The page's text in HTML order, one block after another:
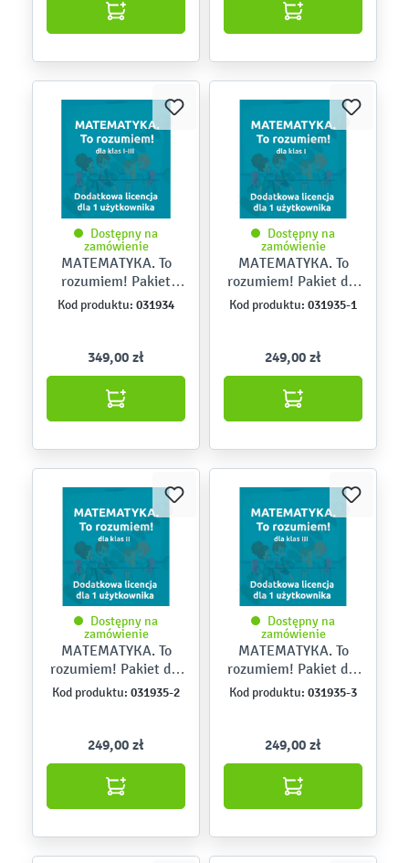
Dostępny na
zamówienie
MATEMATYKA. To
rozumiem! Pakiet
szkolny dla klas I-III –
dodatkowa licencja
Kod produktu: 031934
349,00 zł
Dostępny na
zamówienie
MATEMATYKA. To
rozumiem! Pakiet dla
klasy I – dodatkowa
licencja dla 1
Kod produktu: 031935-1
249,00 zł
Dostępny na
zamówienie
MATEMATYKA. To
rozumiem! Pakiet dla
klasy II – dodatkowa
licencja dla 1
Kod produktu: 031935-2
249,00 zł
Dostępny na
zamówienie
MATEMATYKA. To
rozumiem! Pakiet dla
klasy III – dodatkowa
licencja dla 1
Kod produktu: 031935-3
249,00 zł